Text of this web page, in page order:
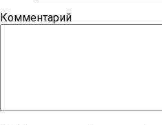
Комментарий